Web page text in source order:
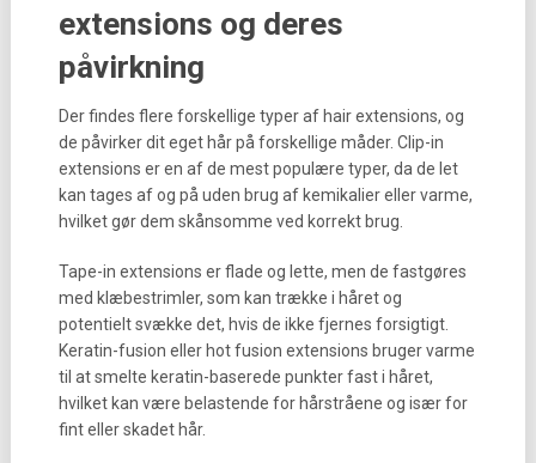
extensions og deres
påvirkning
Der findes flere forskellige typer af hair extensions, og
de påvirker dit eget hår på forskellige måder. Clip-in
extensions er en af de mest populære typer, da de let
kan tages af og på uden brug af kemikalier eller varme,
hvilket gør dem skånsomme ved korrekt brug.
Tape-in extensions er flade og lette, men de fastgøres
med klæbestrimler, som kan trække i håret og
potentielt svække det, hvis de ikke fjernes forsigtigt.
Keratin-fusion eller hot fusion extensions bruger varme
til at smelte keratin-baserede punkter fast i håret,
hvilket kan være belastende for hårstråene og især for
fint eller skadet hår.